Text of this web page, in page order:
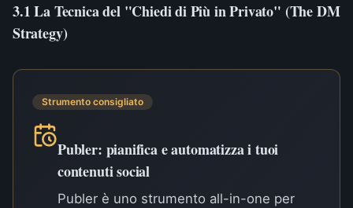
3.1 La Tecnica del "Chiedi di Più in Privato" (The DM
Strategy)
Strumento consigliato
Publer: pianifica e automatizza i tuoi
contenuti social
Publer è uno strumento all-in-one per